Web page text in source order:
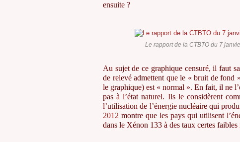
ensuite ?
Le rapport de la CTBTO du 7
Au sujet de ce graphique censuré, il faut
de relevé admettent que le « bruit de fond
le graphique) est « normal ». En fait, il ne
pas à l’état naturel. Ils le considèrent
l’utilisation de l’énergie nucléaire qui
2012 montre que les pays qui utilisent
dans le Xénon 133 à des taux certes faibles